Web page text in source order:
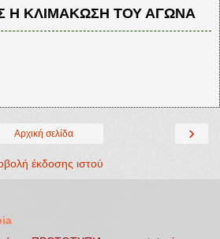
Η ΚΛΙΜΑΚΩΣΗ ΤΟΥ ΑΓΩΝΑ
›
Αρχική σελίδα
έκδοσης ιστού